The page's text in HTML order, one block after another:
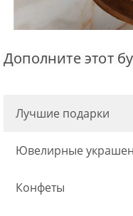
Дополните этот
Лучшие подарки
Ювелирные
Конфеты